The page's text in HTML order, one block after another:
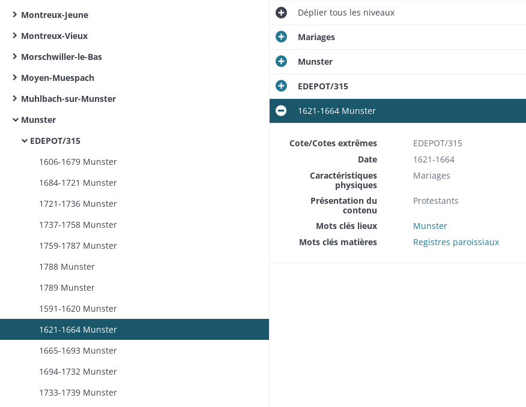
Montreux-Jeune
Montreux-Vieux
Morschwiller-le-Bas
Moyen-Muespach
Muhlbach-sur-Munster
Munster
EDEPOT/315
1606-1679 Munster
1684-1721 Munster
1721-1736 Munster
1737-1758 Munster
1759-1787 Munster
1788 Munster
1789 Munster
1591-1620 Munster
1621-1664 Munster
1665-1693 Munster
1694-1732 Munster
1733-1739 Munster
Dépliertous les niveaux
Mariages
Munster
EDEPOT/315
1621-1664 Munster
Cote/Cotes extrêmes
EDEPOT/315
Date
1621-1664
Caractéristiques
physiques
Mariages
Présentation du
contenu
Protestants
Mots clés lieux
Munster
Mots clés matières
Registres paroissiaux